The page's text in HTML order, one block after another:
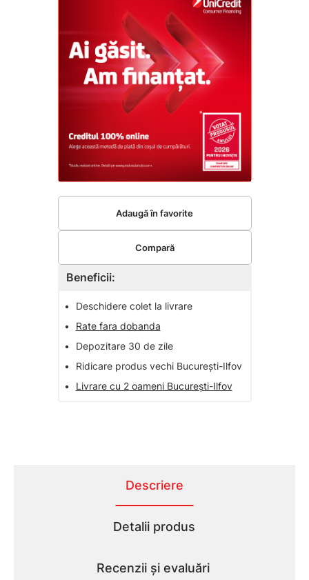
Beneficii:
•
Deschidere colet la livrare
•
Rate fara dobanda
•
Depozitare 30 de zile
•
Ridicare produs vechi București-Ilfov
•
Livrare cu 2 oameni București-Ilfov
Adaugă în favorite
Compară
Descriere
Detalii produs
Recenzii și evaluări